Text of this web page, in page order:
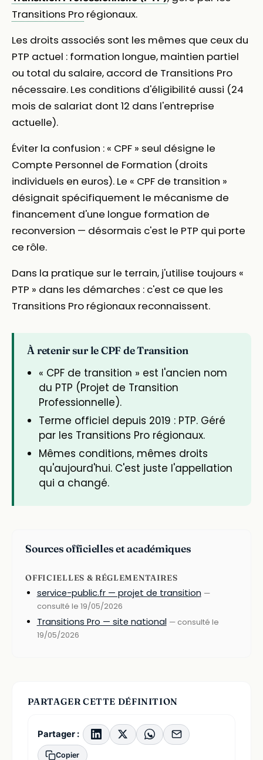
Transitions Pro régionaux.
Les droits associés sont les mêmes que ceux du
PTP actuel : formation longue, maintien partiel
ou total du salaire, accord de Transitions Pro
nécessaire. Les conditions d'éligibilité aussi (24
mois de salariat dont 12 dans l'entreprise
actuelle).
Éviter la confusion : « CPF » seul désigne le
Compte Personnel de Formation (droits
individuels en euros). Le « CPF de transition »
désignait spécifiquement le mécanisme de
financement d'une longue formation de
reconversion — désormais c'est le PTP qui porte
ce rôle.
Dans la pratique sur le terrain, j'utilise toujours «
PTP » dans les démarches : c'est ce que les
Transitions Pro régionaux reconnaissent.
À retenir sur le CPF de Transition
« CPF de transition » est l'ancien nom
du PTP (Projet de Transition
Professionnelle).
Terme officiel depuis 2019 : PTP. Géré
par les Transitions Pro régionaux.
Mêmes conditions, mêmes droits
qu'aujourd'hui. C'est juste l'appellation
qui a changé.
Sources officielles et académiques
OFFICIELLES & RÉGLEMENTAIRES
service-public.fr — projet de transition —
consulté le 19/05/2026
Transitions Pro — site national — consulté le
19/05/2026
PARTAGER CETTE DÉFINITION
Partager :
Copier